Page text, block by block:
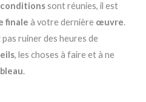
conditionssont réunies, il est
finale à votre dernière œuvre.
ruiner des heures de
, les choses à faire et à ne
.